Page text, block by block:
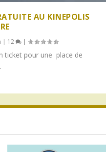
AU KINEPOLIS
| 12 |
ticket pour une place de